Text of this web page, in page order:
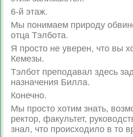
6-й этаж.
Мы понимаем природу
отца Тэлбота.
Я просто не уверен, что вы
Кемезы.
Тэлбот преподавал здесь
назначения Билла.
Конечно.
Мы просто хотим знать,
ректор, факультет,
знал, что происходило в то